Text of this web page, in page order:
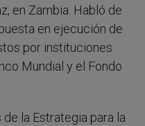
en Zambia. Habló de
en ejecución de
por instituciones
Mundial y el Fondo
la Estrategia para la